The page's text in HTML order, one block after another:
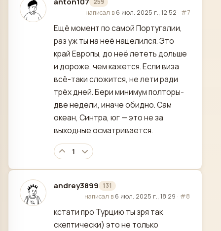
259
отредактировано
написал в 6 июл. 2025 г., 12:52 · #7
Ещё момент по самой Португалии,
раз уж ты на неё нацелился. Это
край Европы, до неё лететь дольше
и дороже, чем кажется. Если виза
всё-таки сложится, не лети ради
трёх дней. Бери минимум полторы-
две недели, иначе обидно. Сам
океан, Синтра, юг — это не за
выходные осматривается.
1
andrey3899 131
отредактировано
написал в 6 июл. 2025 г., 18:29 · #8
кстати про Турцию ты зря так
скептически) это не только